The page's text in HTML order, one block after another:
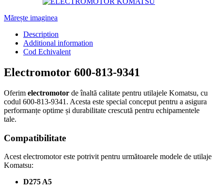
Mărește imaginea
Description
Additional information
Cod Echivalent
Electromotor 600-813-9341
Oferim electromotor de înaltă calitate pentru utilajele Komatsu, cu
codul 600-813-9341. Acesta este special conceput pentru a asigura
performanțe optime și durabilitate crescută pentru echipamentele
tale.
Compatibilitate
Acest electromotor este potrivit pentru următoarele modele de utilaje
Komatsu:
D275 A5